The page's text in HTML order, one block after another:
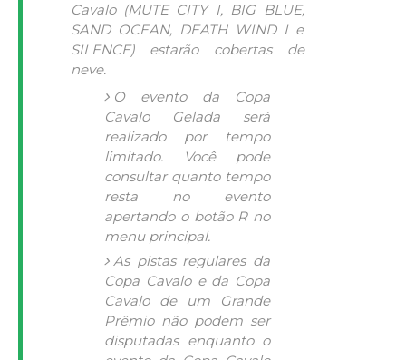
Cavalo (MUTE CITY I, BIG BLUE,
SAND OCEAN, DEATH WIND I e
SILENCE) estarão cobertas de
neve.
O evento da Copa
Cavalo Gelada será
realizado por tempo
limitado. Você pode
consultar quanto tempo
resta no evento
apertando o botão R no
menu principal.
As pistas regulares da
Copa Cavalo e da Copa
Cavalo de um Grande
Prêmio não podem ser
disputadas enquanto o